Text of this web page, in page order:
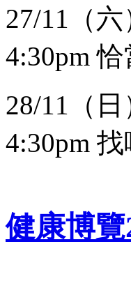
27/11（
4:30pm
28/11（
4:30pm
健康博覽